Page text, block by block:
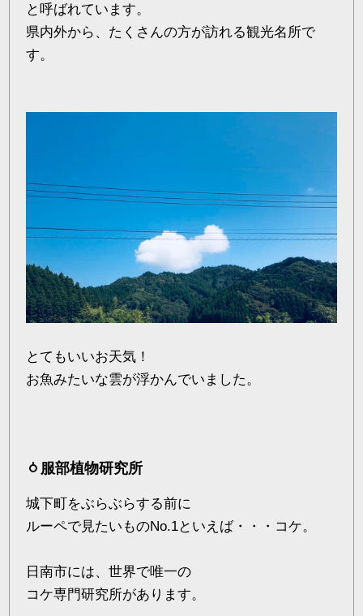
と呼ばれています。
県内外から、たくさんの方が訪れる観光名所で
す。
とてもいいお天気！
お魚みたいな雲が浮かんでいました。
服部植物研究所
城下町をぶらぶらする前に
ルーペで見たいものNo.1といえば・・・コケ。
日南市には、世界で唯一の
コケ専門研究所があります。